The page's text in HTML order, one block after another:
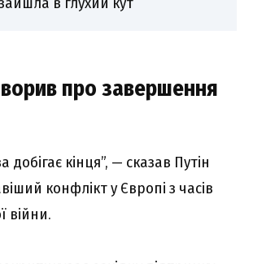
про завершення
кінця”, — сказав Путін
конфлікт у Європі з часів
війни.